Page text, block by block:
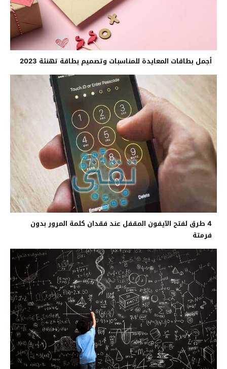
أجمل بطاقات المعايدة للمناسبات وتصميم بطاقة تهنئة 2023
4 طرق لفتح الآيفون المقفل عند فقدان كلمة المرور بدون
فرمتة